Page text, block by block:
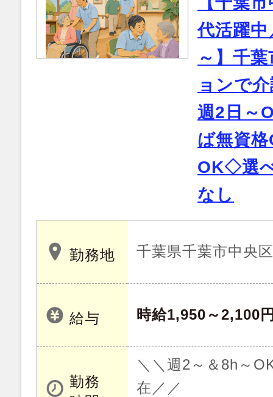
代活躍
～】千
ョンで
週2日～
ば無資
OK◇選
なし
勤務地 千葉県千葉市中央
給与 時給1,950～2,100
勤務
＼＼週2～＆8h～
在／／